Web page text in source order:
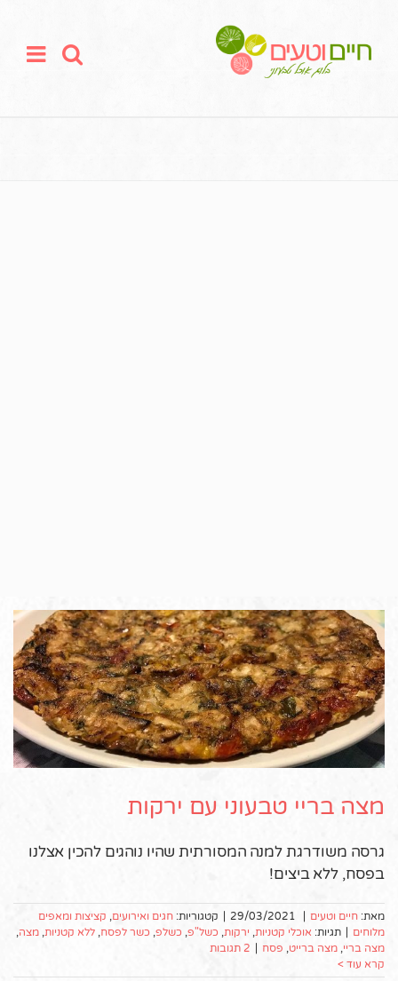
מצה בריי טבעוני עם ירקות
גרסה משודרגת למנה המסורתית שהיו נוהגים להכין אצלנו
בפסח, ללא ביצים!
מאת: חיים וטעים 29/03/2021 קטגוריות: חגים ואירועים, קציצות ומאפים
מלוחים
תגיות: אוכלי קטניות, ירקות, כשל"פ, כשלפ, כשר לפסח, ללא קטניות, מצה,
מצה בריי, מצה ברייט, פסח
2 תגובות
קרא עוד >